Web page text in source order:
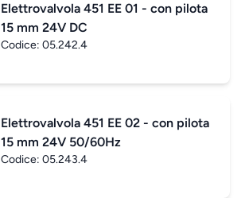
Elettrovalvola 451 EE 01 - con pilota
15 mm 24V DC
Codice: 05.242.4
Elettrovalvola 451 EE 02 - con pilota
15 mm 24V 50/60Hz
Codice: 05.243.4